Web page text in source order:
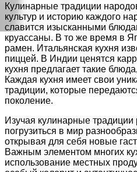
Кулинарные традиции
культур и историю каждого
славится изысканными
круассаны. В то же время в
рамен. Итальянская кухня
пиццей. В Индии ценятся
кухня предлагает такие
Каждая кухня имеет свои
традиции, которые
поколение.
Изучая кулинарные
погрузиться в мир
открывая для себя новые
Важным элементом многих
использование местных